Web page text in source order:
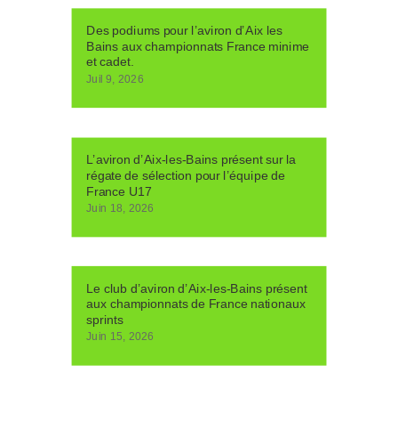
Des podiums pour l’aviron d’Aix les
Bains aux championnats France minime
et cadet.
Juil 9, 2026
L’aviron d’Aix-les-Bains présent sur la
régate de sélection pour l’équipe de
France U17
Juin 18, 2026
Le club d’aviron d’Aix-les-Bains présent
aux championnats de France nationaux
sprints
Juin 15, 2026